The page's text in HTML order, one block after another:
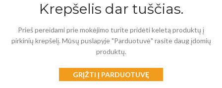
Krepšelis dar tuščias.
Prieš pereidami prie mokėjimo turite pridėti keletą produktų į
pirkinių krepšelį. Mūsų puslapyje "Parduotuvė" rasite daug įdomių
produktų.
GRĮŽTI Į PARDUOTUVĘ